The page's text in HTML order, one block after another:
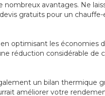
avantages. Ne
gratuits pour un
optimisant les économies
réduction considérable
un bilan thermique
améliorer votre